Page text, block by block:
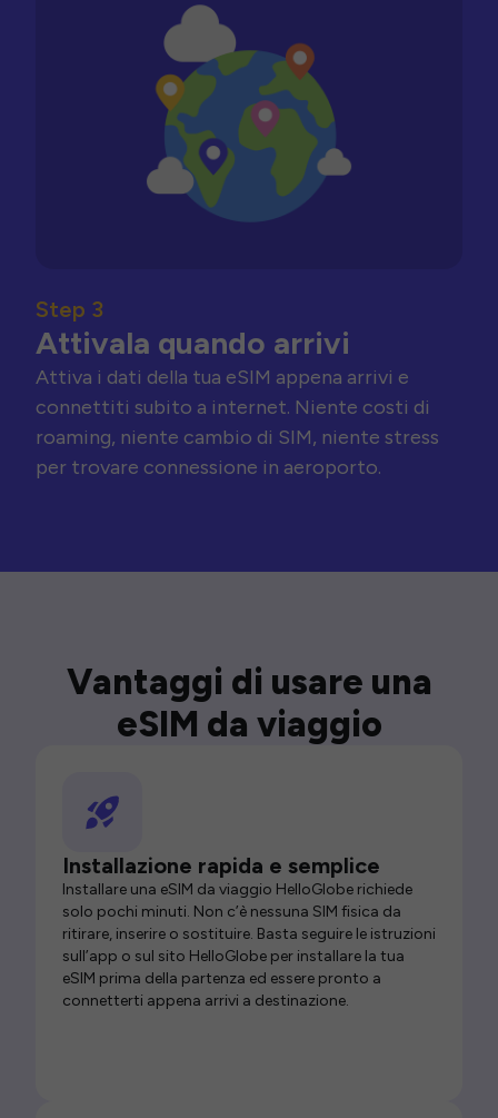
Step 3
Attivala quando arrivi
Attiva i dati della tua eSIM appena arrivi e
connettiti subito a internet. Niente costi di
roaming, niente cambio di SIM, niente stress
per trovare connessione in aeroporto.
Vantaggi di usare una
eSIM da viaggio
Installazione rapida e semplice
Installare una eSIM da viaggio HelloGlobe richiede
solo pochi minuti. Non c’è nessuna SIM fisica da
ritirare, inserire o sostituire. Basta seguire le istruzioni
sull’app o sul sito HelloGlobe per installare la tua
eSIM prima della partenza ed essere pronto a
connetterti appena arrivi a destinazione.